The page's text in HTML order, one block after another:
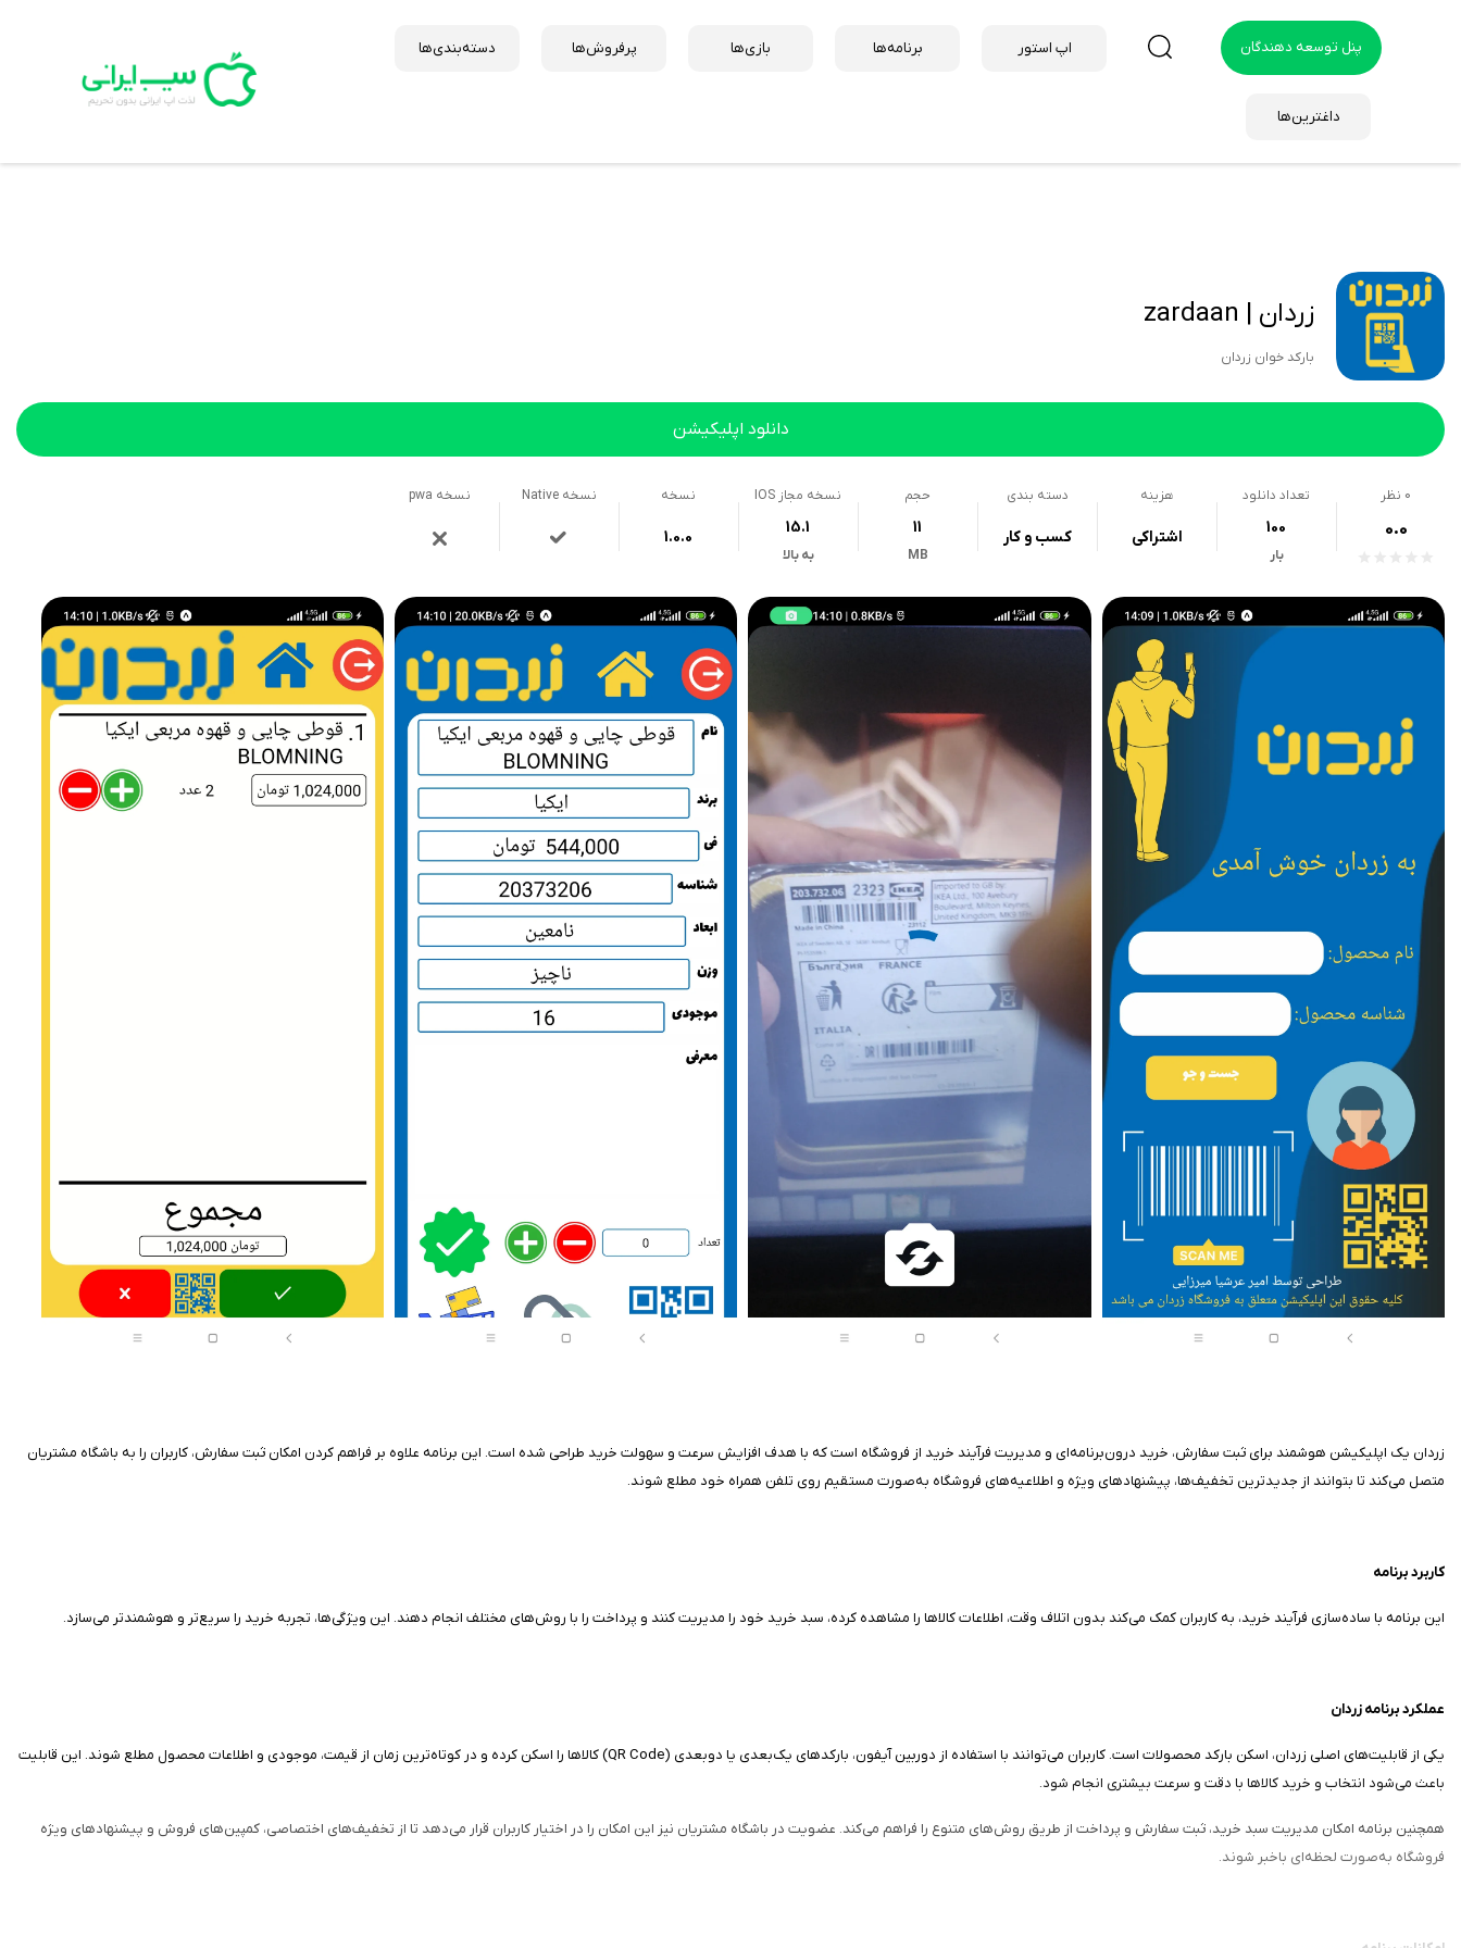
پنل توسعه دهندگان اپ استور برنامه‌ها بازی‌ها پرفروش‌ها دسته‌بندی‌ها
داغترین‌ها
زردان | zardaan
بارکد خوان زردان
دانلود اپلیکیشن
0 نظر
0.0
تعداد دانلود
100
بار
هزینه
اشتراکی
دسته بندی
کسب و کار
حجم
11
MB
نسخه مجاز IOS
15.1
به بالا
نسخه
1.0.0
نسخه Native نسخه pwa
زردان یک اپلیکیشن هوشمند برای ثبت سفارش، خرید درون‌برنامه‌ای و مدیریت فرآیند خرید از فروشگاه است که با هدف افزایش سرعت و سهولت خرید طراحی شده است. این برنامه علاوه بر فراهم کردن امکان ثبت سفارش، کاربران را به باشگاه مشتریان
متصل می‌کند تا بتوانند از جدیدترین تخفیف‌ها، پیشنهادهای ویژه و اطلاعیه‌های فروشگاه به‌صورت مستقیم روی تلفن همراه خود مطلع شوند.
کاربرد برنامه
این برنامه با ساده‌سازی فرآیند خرید، به کاربران کمک می‌کند بدون اتلاف وقت، اطلاعات کالاها را مشاهده کرده، سبد خرید خود را مدیریت کنند و پرداخت را با روش‌های مختلف انجام دهند. این ویژگی‌ها، تجربه خرید را سریع‌تر و هوشمندتر می‌سازد.
عملکرد برنامه زردان
یکی از قابلیت‌های اصلی زردان، اسکن بارکد محصولات است. کاربران می‌توانند با استفاده از دوربین آیفون، بارکدهای یک‌بعدی یا دوبعدی (QR Code) کالاها را اسکن کرده و در کوتاه‌ترین زمان از قیمت، موجودی و اطلاعات محصول مطلع شوند. این قابلیت
باعث می‌شود انتخاب و خرید کالاها با دقت و سرعت بیشتری انجام شود.
همچنین برنامه امکان مدیریت سبد خرید، ثبت سفارش و پرداخت از طریق روش‌های متنوع را فراهم می‌کند. عضویت در باشگاه مشتریان نیز این امکان را در اختیار کاربران قرار می‌دهد تا از تخفیف‌های اختصاصی، کمپین‌های فروش و پیشنهادهای ویژه
فروشگاه به‌صورت لحظه‌ای باخبر شوند.